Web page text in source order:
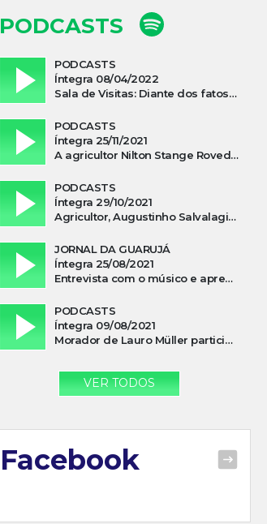
PODCASTS
PODCASTS
Íntegra 08/04/2022
Sala de Visitas: Diante dos fatos que influenciam a economia o que podemos esperar de 2022
PODCASTS
Íntegra 25/11/2021
A agricultor Nilton Stange Roveda, afirma ter recebido ajuda espiritual durante acidente
PODCASTS
Íntegra 29/10/2021
Agricultor, Augustinho Salvalagio, relata sobre aparição do Cavaleiro Negro no Rio das Furnas
JORNAL DA GUARUJÁ
Íntegra 25/08/2021
Entrevista com o músico e apresentador, Lismael Ferrareis, no Cidade e Campo
PODCASTS
Íntegra 09/08/2021
Morador de Lauro Müller participa de motociata em apoio a Bolsonaro
VER TODOS
Facebook